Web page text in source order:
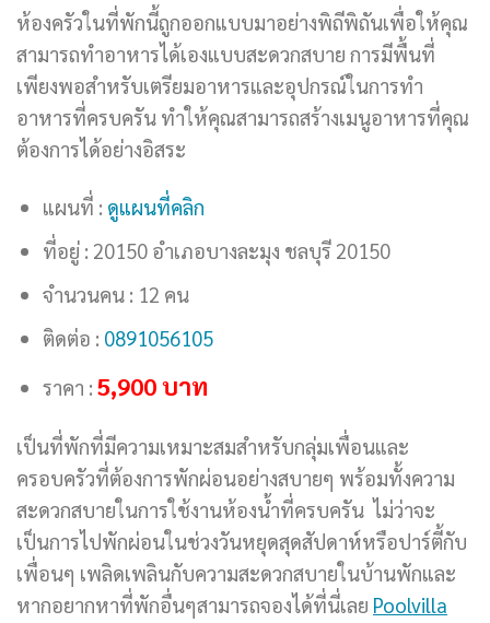
ห้องครัวในที่พักนี้ถูกออกแบบมาอย่างพิถีพิถันเพื่อให้คุณ
สามารถทำอาหารได้เองแบบสะดวกสบาย การมีพื้นที่
เพียงพอสำหรับเตรียมอาหารและอุปกรณ์ในการทำ
อาหารที่ครบครัน ทำให้คุณสามารถสร้างเมนูอาหารที่คุณ
ต้องการได้อย่างอิสระ
แผนที่ : ดูแผนที่คลิก
ที่อยู่ : 20150 อำเภอบางละมุง ชลบุรี 20150
จำนวนคน : 12 คน
ติดต่อ : 0891056105
ราคา : 5,900 บาท
เป็นที่พักที่มีความเหมาะสมสำหรับกลุ่มเพื่อนและ
ครอบครัวที่ต้องการพักผ่อนอย่างสบายๆ พร้อมทั้งความ
สะดวกสบายในการใช้งานห้องน้ำที่ครบครัน ไม่ว่าจะ
เป็นการไปพักผ่อนในช่วงวันหยุดสุดสัปดาห์หรือปาร์ตี้กับ
เพื่อนๆ เพลิดเพลินกับความสะดวกสบายในบ้านพักและ
หากอยากหาที่พักอื่นๆสามารถจองได้ที่นี่เลย Poolvilla